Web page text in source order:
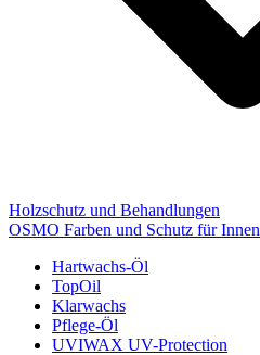
Holzschutz und Behandlungen
OSMO Farben und Schutz für Innen
Hartwachs-Öl
TopOil
Klarwachs
Pflege-Öl
UVIWAX UV-Protection